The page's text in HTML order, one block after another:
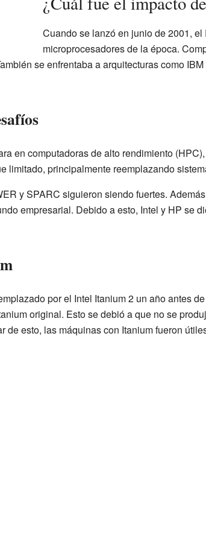
Cuando se lanzó en junio de 2001,
microprocesadores de la época.
se enfrentaba a arquitecturas como
en computadoras de alto rendimiento
limitado, principalmente reemplazando
y SPARC siguieron siendo fuertes.
empresarial. Debido a esto, Intel y HP se
por el Intel Itanium 2 un año antes
original. Esto se debió a que no se
de esto, las máquinas con Itanium fueron